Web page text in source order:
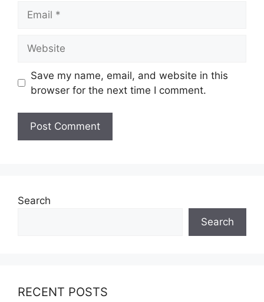
Save my name, email, and website in this
browser for the next time I comment.
Search
Search
RECENT POSTS